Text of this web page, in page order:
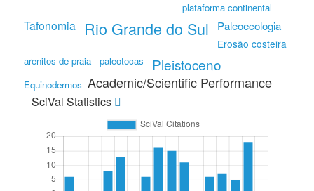
plataforma continental
Tafonomia Rio Grande do Sul Paleoecologia
Erosão costeira
arenitos de praia paleotocas Pleistoceno
Equinodermos Academic/Scientific Performance
SciVal Statistics